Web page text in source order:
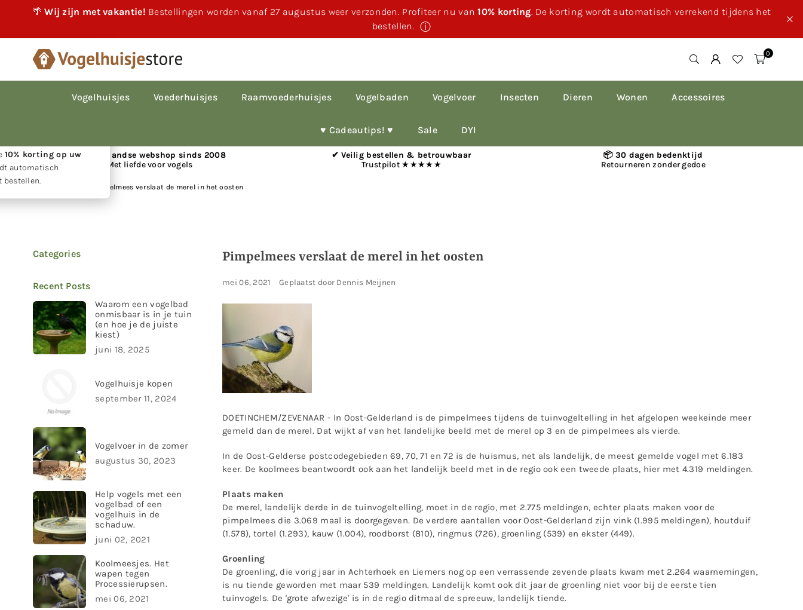
🌴Wij zijn met vakantie! Bestellingen worden vanaf 27 augustus weer verzonden. Profiteer nu van10% korting. De korting wordt automatisch verrekend tijdens het
bestellen. ⓘ
×
gewoon
bestellingen worden
10% korting op uw
automatisch
bestellen.
0
Vogelhuisjes Voederhuisjes Raamvoederhuisjes Vogelbaden Vogelvoer Insecten Dieren Wonen Accessoires
♥︎ Cadeautips! ♥︎ Sale DYI
📍 Nederlandse webshop sinds 2008
Met liefde voor vogels
✔ Veilig bestellen & betrouwbaar
Trustpilot ★★★★★
📦 30 dagen bedenktijd
Retourneren zonder gedoe
Pimpelmees verslaat de merel in het oosten
Pimpelmees verslaat de merel in het oosten
mei 06, 2021 Geplaatst door Dennis Meijnen
DOETINCHEM/ZEVENAAR - In Oost-Gelderland is de pimpelmees tijdens de tuinvogeltelling in het afgelopen weekeinde meer
gemeld dan de merel. Dat wijkt af van het landelijke beeld met de merel op 3 en de pimpelmees als vierde.
In de Oost-Gelderse postcodegebieden 69, 70, 71 en 72 is de huismus, net als landelijk, de meest gemelde vogel met 6.183
keer. De koolmees beantwoordt ook aan het landelijk beeld met in de regio ook een tweede plaats, hier met 4.319 meldingen.
Plaats maken
De merel, landelijk derde in de tuinvogeltelling, moet in de regio, met 2.775 meldingen, echter plaats maken voor de
pimpelmees die 3.069 maal is doorgegeven. De verdere aantallen voor Oost-Gelderland zijn vink (1.995 meldingen), houtduif
(1.578), tortel (1.293), kauw (1.004), roodborst (810), ringmus (726), groenling (539) en ekster (449).
Groenling
De groenling, die vorig jaar in Achterhoek en Liemers nog op een verrassende zevende plaats kwam met 2.264 waarnemingen,
is nu tiende geworden met maar 539 meldingen. Landelijk komt ook dit jaar de groenling niet voor bij de eerste tien
tuinvogels. De 'grote afwezige' is in de regio ditmaal de spreeuw, landelijk tiende.
Categories
Recent Posts
Waarom een vogelbad
onmisbaar is in je tuin
(en hoe je de juiste
kiest)
juni 18, 2025
Vogelhuisje kopen
september 11, 2024
Vogelvoer in de zomer
augustus 30, 2023
Help vogels met een
vogelbad of een
vogelhuis in de
schaduw.
juni 02, 2021
Koolmeesjes. Het
wapen tegen
Processierupsen.
mei 06, 2021